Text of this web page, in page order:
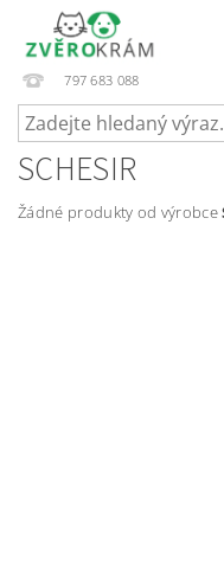
797 683 088
SCHESIR
Žádné produkty od výrobce